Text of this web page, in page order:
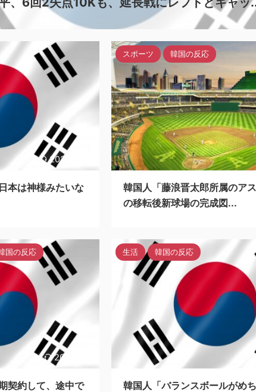
2023/5/27
本は神様みたいな
スポーツ 韓国の反応
韓国人「藤浪晋太郎所属のア
の移転後新球場の完成図...
2024/5/6
国の反応
契約して、途中で
生活 韓国の反応
韓国人「バランスボールがめ